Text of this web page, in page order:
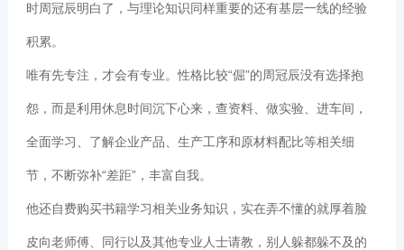
时周冠辰明白了，与理论知识同样重要的还有基层一线的经验
积累。
唯有先专注，才会有专业。性格比较“倔”的周冠辰没有选择抱
怨，而是利用休息时间沉下心来，查资料、做实验、进车间，
全面学习、了解企业产品、生产工序和原材料配比等相关细
节，不断弥补“差距”，丰富自我。
他还自费购买书籍学习相关业务知识，实在弄不懂的就厚着脸
皮向老师傅、同行以及其他专业人士请教，别人躲都躲不及的